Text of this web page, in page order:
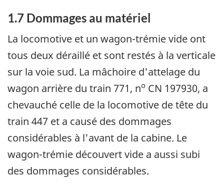
1.7 Dommages au matériel
La locomotive et un wagon-trémie vide ont
tous deux déraillé et sont restés à la verticale
sur la voie sud. La mâchoire d'attelage du
wagon arrière du train 771, no CN 197930, a
chevauché celle de la locomotive de tête du
train 447 et a causé des dommages
considérables à l'avant de la cabine. Le
wagon-trémie découvert vide a aussi subi
des dommages considérables.